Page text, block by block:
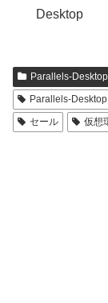
Desktop
Parallels-Desktop
Parallels-Desktop
セール
仮想